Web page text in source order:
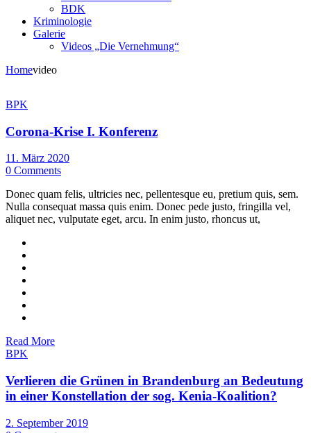
BDK
Kriminologie
Galerie
Videos „Die Vernehmung“
Homevideo
BPK
Corona-Krise I. Konferenz
11. März 2020
0 Comments
Donec quam felis, ultricies nec, pellentesque eu, pretium quis, sem.
Nulla consequat massa quis enim. Donec pede justo, fringilla vel,
aliquet nec, vulputate eget, arcu. In enim justo, rhoncus ut,
Read More
BPK
Verlieren die Grünen in Brandenburg an Bedeutung
in einer Konstellation der sog. Kenia-Koalition?
2. September 2019